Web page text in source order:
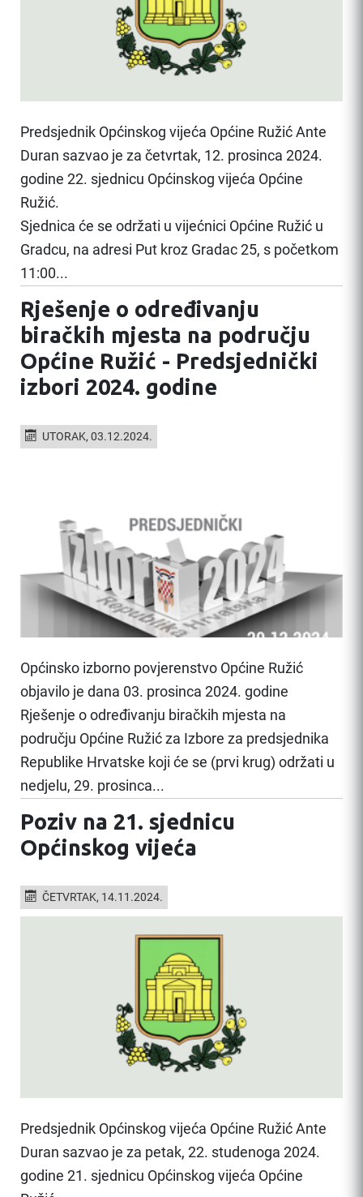
Predsjednik Općinskog vijeća Općine Ružić Ante
Duran sazvao je za četvrtak, 12. prosinca 2024.
godine 22. sjednicu Općinskog vijeća Općine
Ružić.
Sjednica će se održati u vijećnici Općine Ružić u
Gradcu, na adresi Put kroz Gradac 25, s početkom
11:00...
Rješenje o određivanju
biračkih mjesta na području
Općine Ružić - Predsjednički
izbori 2024. godine
UTORAK, 03.12.2024.
Općinsko izborno povjerenstvo Općine Ružić
objavilo je dana 03. prosinca 2024. godine
Rješenje o određivanju biračkih mjesta na
području Općine Ružić za Izbore za predsjednika
Republike Hrvatske koji će se (prvi krug) održati u
nedjelu, 29. prosinca...
Poziv na 21. sjednicu
Općinskog vijeća
ČETVRTAK, 14.11.2024.
Predsjednik Općinskog vijeća Općine Ružić Ante
Duran sazvao je za petak, 22. studenoga 2024.
godine 21. sjednicu Općinskog vijeća Općine